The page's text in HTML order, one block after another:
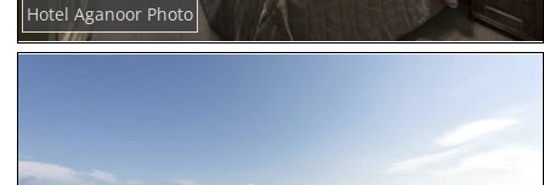
Hotel Aganoor Photo